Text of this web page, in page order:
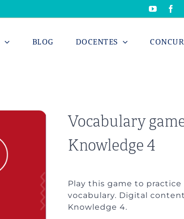
BLOG DOCENTES
Vocabulary
Knowledge 4
Play this game to practice
vocabulary. Digital
Knowledge 4.